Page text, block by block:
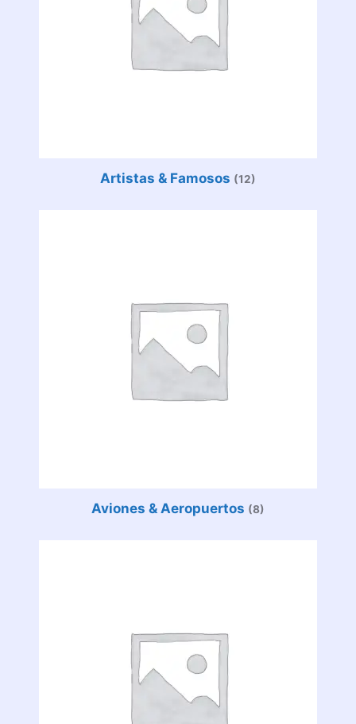
Artistas & Famosos (12)
Aviones & Aeropuertos (8)